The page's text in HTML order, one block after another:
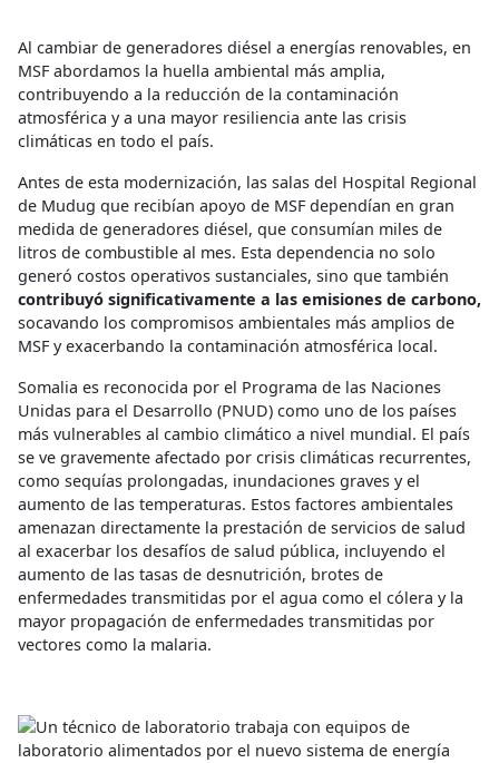
Al cambiar de generadores diésel a energías renovables, en
MSF abordamos la huella ambiental más amplia,
contribuyendo a la reducción de la contaminación
atmosférica y a una mayor resiliencia ante las crisis
climáticas en todo el país.
Antes de esta modernización, las salas del Hospital Regional
de Mudug que recibían apoyo de MSF dependían en gran
medida de generadores diésel, que consumían miles de
litros de combustible al mes. Esta dependencia no solo
generó costos operativos sustanciales, sino que también
contribuyó significativamente a las emisiones de carbono,
socavando los compromisos ambientales más amplios de
MSF y exacerbando la contaminación atmosférica local.
Somalia es reconocida por el Programa de las Naciones
Unidas para el Desarrollo (PNUD) como uno de los países
más vulnerables al cambio climático a nivel mundial. El país
se ve gravemente afectado por crisis climáticas recurrentes,
como sequías prolongadas, inundaciones graves y el
aumento de las temperaturas. Estos factores ambientales
amenazan directamente la prestación de servicios de salud
al exacerbar los desafíos de salud pública, incluyendo el
aumento de las tasas de desnutrición, brotes de
enfermedades transmitidas por el agua como el cólera y la
mayor propagación de enfermedades transmitidas por
vectores como la malaria.